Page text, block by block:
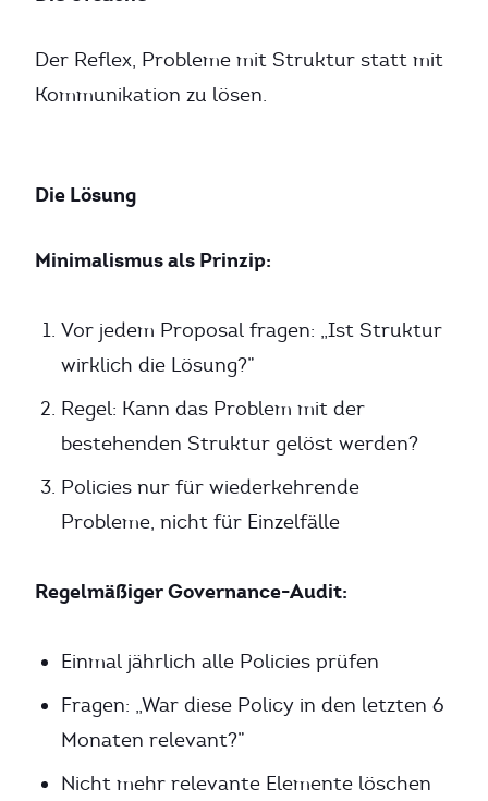
Der Reflex, Probleme mit Struktur statt mit
Kommunikation zu lösen.
Die Lösung
Minimalismus als Prinzip:
Vor jedem Proposal fragen: „Ist Struktur
wirklich die Lösung?”
Regel: Kann das Problem mit der
bestehenden Struktur gelöst werden?
Policies nur für wiederkehrende
Probleme, nicht für Einzelfälle
Regelmäßiger Governance-Audit:
Einmal jährlich alle Policies prüfen
Fragen: „War diese Policy in den letzten 6
Monaten relevant?”
Nicht mehr relevante Elemente löschen